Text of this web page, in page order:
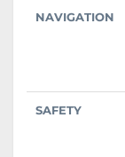
NAVIGATION
SAFETY